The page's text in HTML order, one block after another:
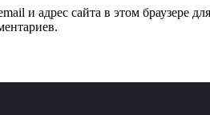
и адрес сайта в этом браузере для